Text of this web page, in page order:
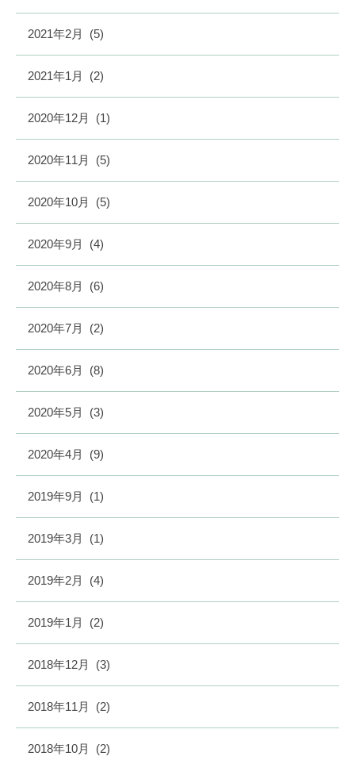
2021年2月 (5)
2021年1月 (2)
2020年12月 (1)
2020年11月 (5)
2020年10月 (5)
2020年9月 (4)
2020年8月 (6)
2020年7月 (2)
2020年6月 (8)
2020年5月 (3)
2020年4月 (9)
2019年9月 (1)
2019年3月 (1)
2019年2月 (4)
2019年1月 (2)
2018年12月 (3)
2018年11月 (2)
2018年10月 (2)